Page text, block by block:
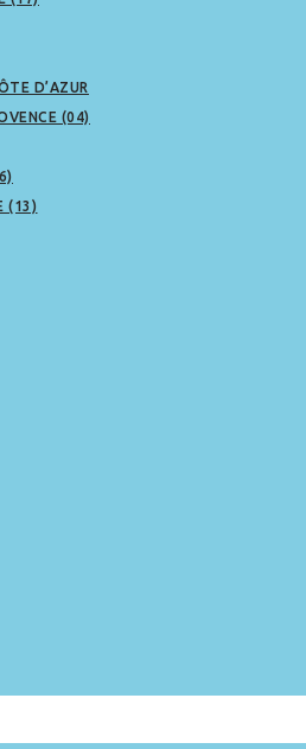
D’AZUR
(04)
(13)